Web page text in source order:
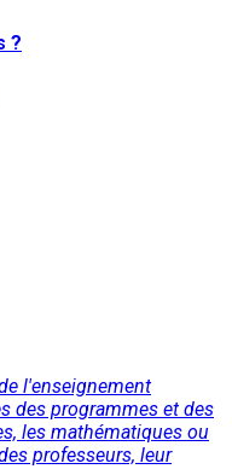
?
l'enseignement
des programmes et des
les mathématiques ou
professeurs, leur